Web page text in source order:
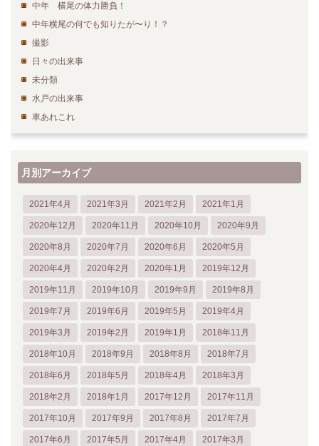
中年 横尾の体力勝負！
中年横尾の何でも知りたが〜り！？
撮影
日々の出来事
未分類
水戸の出来事
車あれこれ
月別アーカイブ
2021年4月 2021年3月 2021年2月 2021年1月
2020年12月 2020年11月 2020年10月 2020年9月
2020年8月 2020年7月 2020年6月 2020年5月
2020年4月 2020年2月 2020年1月 2019年12月
2019年11月 2019年10月 2019年9月 2019年8月
2019年7月 2019年6月 2019年5月 2019年4月
2019年3月 2019年2月 2019年1月 2018年11月
2018年10月 2018年9月 2018年8月 2018年7月
2018年6月 2018年5月 2018年4月 2018年3月
2018年2月 2018年1月 2017年12月 2017年11月
2017年10月 2017年9月 2017年8月 2017年7月
2017年6月 2017年5月 2017年4月 2017年3月